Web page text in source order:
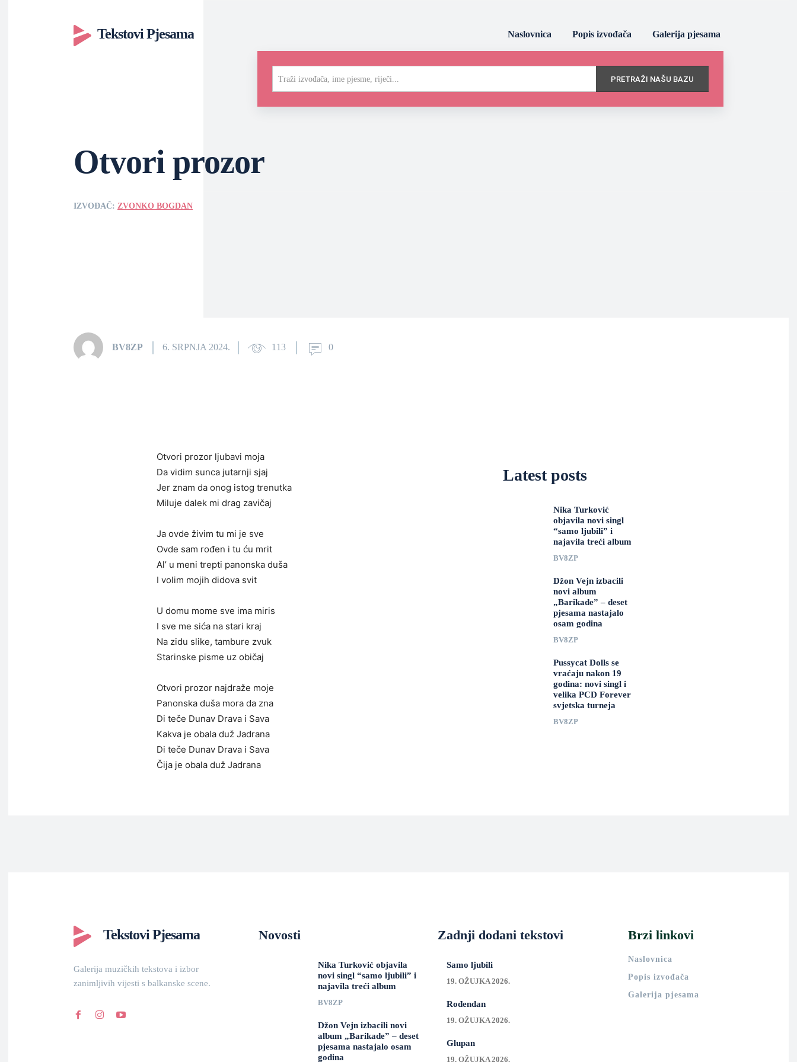
Tekstovi Pjesama Naslovnica Popis izvođača Galerija pjesama
Traži izvođača, ime pjesme, riječi... PRETRAŽI NAŠU BAZU
Otvori prozor
IZVOĐAČ: ZVONKO BOGDAN
BV8ZP 6. SRPNJA 2024. 113 0
Otvori prozor ljubavi moja
Da vidim sunca jutarnji sjaj
Jer znam da onog istog trenutka
Miluje dalek mi drag zavičaj
Ja ovde živim tu mi je sve
Ovde sam rođen i tu ću mrit
Al’ u meni trepti panonska duša
I volim mojih didova svit
U domu mome sve ima miris
I sve me sića na stari kraj
Na zidu slike, tambure zvuk
Starinske pisme uz običaj
Otvori prozor najdraže moje
Panonska duša mora da zna
Di teče Dunav Drava i Sava
Kakva je obala duž Jadrana
Di teče Dunav Drava i Sava
Čija je obala duž Jadrana
Latest posts
Nika Turković
objavila novi singl
“samo ljubili” i
najavila treći album
BV8ZP
Džon Vejn izbacili
novi album
„Barikade” – deset
pjesama nastajalo
osam godina
BV8ZP
Pussycat Dolls se
vraćaju nakon 19
godina: novi singl i
velika PCD Forever
svjetska turneja
BV8ZP
Tekstovi Pjesama
Galerija muzičkih tekstova i izbor
zanimljivih vijesti s balkanske scene.
Novosti
Nika Turković objavila
novi singl “samo ljubili” i
najavila treći album
BV8ZP
Džon Vejn izbacili novi
album „Barikade” – deset
pjesama nastajalo osam
godina
Zadnji dodani tekstovi
Samo ljubili
19. OŽUJKA 2026.
Rođendan
19. OŽUJKA 2026.
Glupan
19. OŽUJKA 2026.
Brzi linkovi
Naslovnica
Popis izvođača
Galerija pjesama